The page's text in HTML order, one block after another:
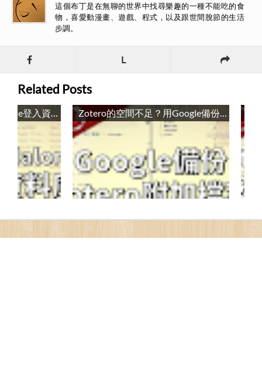
這個布丁是在無聊的世界中找尋樂趣的一種不能吃的食
物，喜愛動漫畫、遊戲、程式，以及跟世間脫節的生活
步調。
L
Related Posts